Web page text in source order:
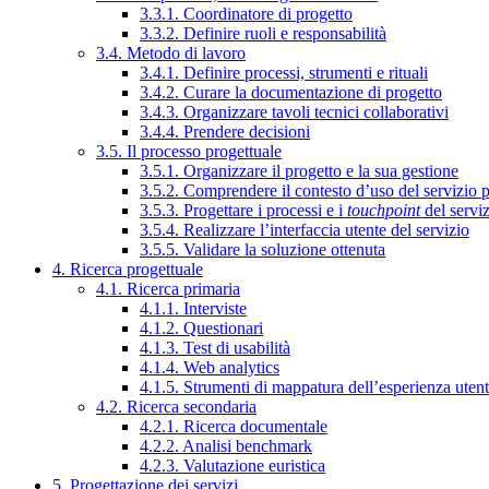
3.3.1. Coordinatore di progetto
3.3.2. Definire ruoli e responsabilità
3.4. Metodo di lavoro
3.4.1. Definire processi, strumenti e rituali
3.4.2. Curare la documentazione di progetto
3.4.3. Organizzare tavoli tecnici collaborativi
3.4.4. Prendere decisioni
3.5. Il processo progettuale
3.5.1. Organizzare il progetto e la sua gestione
3.5.2. Comprendere il contesto d’uso del servizio
3.5.3. Progettare i processi e i touchpointdel
3.5.4. Realizzare l’interfaccia utente del servizio
3.5.5. Validare la soluzione ottenuta
4. Ricerca progettuale
4.1. Ricerca primaria
4.1.1. Interviste
4.1.2. Questionari
4.1.3. Test di usabilità
4.1.4. Web analytics
4.1.5. Strumenti di mappatura dell’esperienza
4.2. Ricerca secondaria
4.2.1. Ricerca documentale
4.2.2. Analisi benchmark
4.2.3. Valutazione euristica
5. Progettazione dei servizi